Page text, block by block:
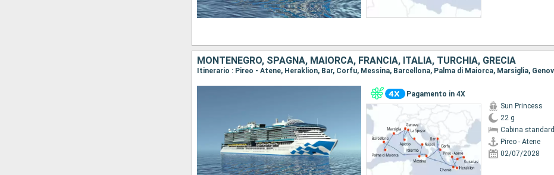
MONTENEGRO, SPAGNA, MAIORCA, FRANCIA, ITALIA, TURCHIA, GRECIA
Pagamento in 4X
Sun Princess
22 g
Cabina standard
Pireo - Atene
02/07/2028